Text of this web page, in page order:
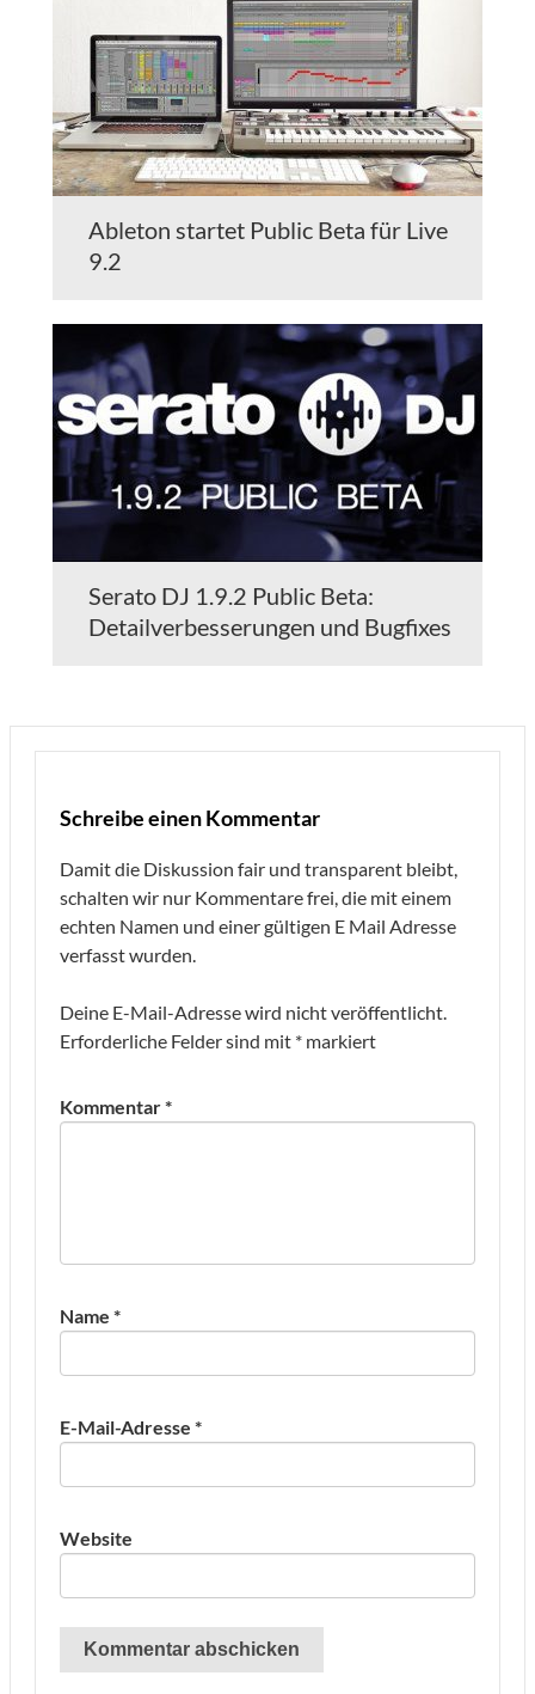
Ableton startet Public Beta für Live
9.2
Serato DJ 1.9.2 Public Beta:
Detailverbesserungen und Bugfixes
Schreibe einen Kommentar
Damit die Diskussion fair und transparent bleibt,
schalten wir nur Kommentare frei, die mit einem
echten Namen und einer gültigen E Mail Adresse
verfasst wurden.
Deine E-Mail-Adresse wird nicht veröffentlicht.
Erforderliche Felder sind mit * markiert
Kommentar*
Name *
E-Mail-Adresse *
Website